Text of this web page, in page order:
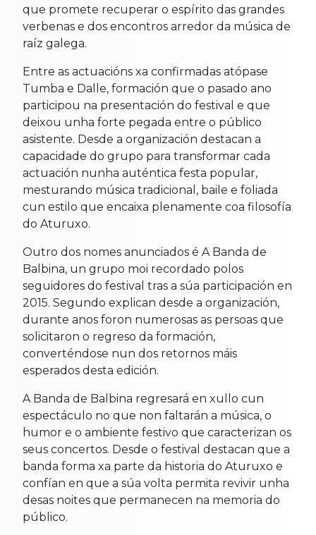
que promete recuperar o espírito das grandes
verbenas e dos encontros arredor da música de
raíz galega.
Entre as actuacións xa confirmadas atópase
Tumba e Dalle, formación que o pasado ano
participou na presentación do festival e que
deixou unha forte pegada entre o público
asistente. Desde a organización destacan a
capacidade do grupo para transformar cada
actuación nunha auténtica festa popular,
mesturando música tradicional, baile e foliada
cun estilo que encaixa plenamente coa filosofía
do Aturuxo.
Outro dos nomes anunciados é A Banda de
Balbina, un grupo moi recordado polos
seguidores do festival tras a súa participación en
2015. Segundo explican desde a organización,
durante anos foron numerosas as persoas que
solicitaron o regreso da formación,
converténdose nun dos retornos máis
esperados desta edición.
A Banda de Balbina regresará en xullo cun
espectáculo no que non faltarán a música, o
humor e o ambiente festivo que caracterizan os
seus concertos. Desde o festival destacan que a
banda forma xa parte da historia do Aturuxo e
confían en que a súa volta permita revivir unha
desas noites que permanecen na memoria do
público.